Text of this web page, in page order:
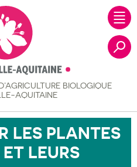
BIOLOGIQUE
AQUITAINE
LES PLANTES
LEURS